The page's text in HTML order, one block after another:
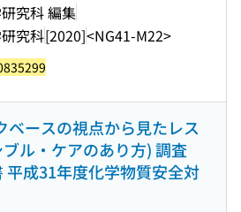
究科 編集
究科[2020]<NG41-M22>
ベースの視点から見たレス
ル・ケアのあり方) 調査
平成31年度化学物質安全対